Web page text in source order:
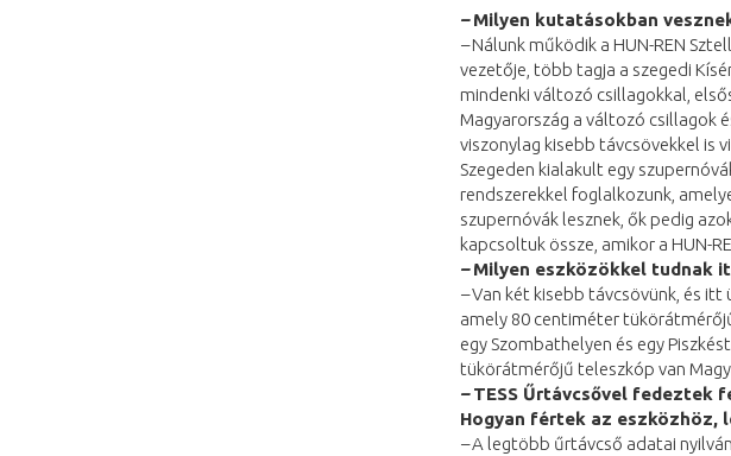
– Milyen kutatásokban
–Nálunk működik a HUN-REN
vezetője, több tagja a szegedi
mindenki változó csillagokkal,
Magyarország a változó csillagok
viszonylag kisebb távcsövekkel is
Szegeden kialakult egy
rendszerekkel foglalkozunk,
szupernóvák lesznek, ők pedig
kapcsoltuk össze, amikor a HUN-
– Milyen eszközökkel tudnak
–Van két kisebb távcsövünk, és itt
amely 80 centiméter
egy Szombathelyen és egy
tükörátmérőjű teleszkóp van
– TESS Űrtávcsővel fedeztek
Hogyan fértek az eszközhöz,
–A legtöbb űrtávcső adatai